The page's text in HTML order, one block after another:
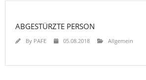
ABGESTÜRZTE PERSON
By PAFE 05.08.2018 Allgemein